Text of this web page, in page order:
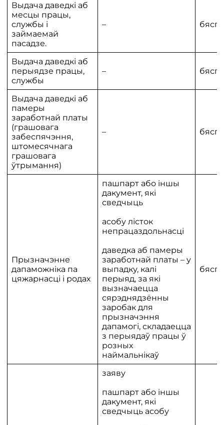
Выдача даведкі аб
месцы працы,
службы і
займаемай
пасадзе.
–
Выдача даведкі аб
перыядзе працы,
службы
–
Выдача даведкі аб
памеры
заработнай платы
(грашовага
забеспячэння,
штомесячнага
грашовага
ўтрымання)
–
Прызначэнне
дапаможніка па
цяжарнасці і родах
пашпарт або іншы
дакумент, які
сведчыць
асобу лісток
непрацаздольнасці
даведка аб памеры
заработнай платы – у
выпадку, калі
перыяд, за які
вызначаецца
сярэднядзённы
заробак для
прызначэння
дапамогі, складаецца
з перыядаў працы ў
розных
наймальнікаў
заяву
пашпарт або іншы
дакумент, які
сведчыць асобу